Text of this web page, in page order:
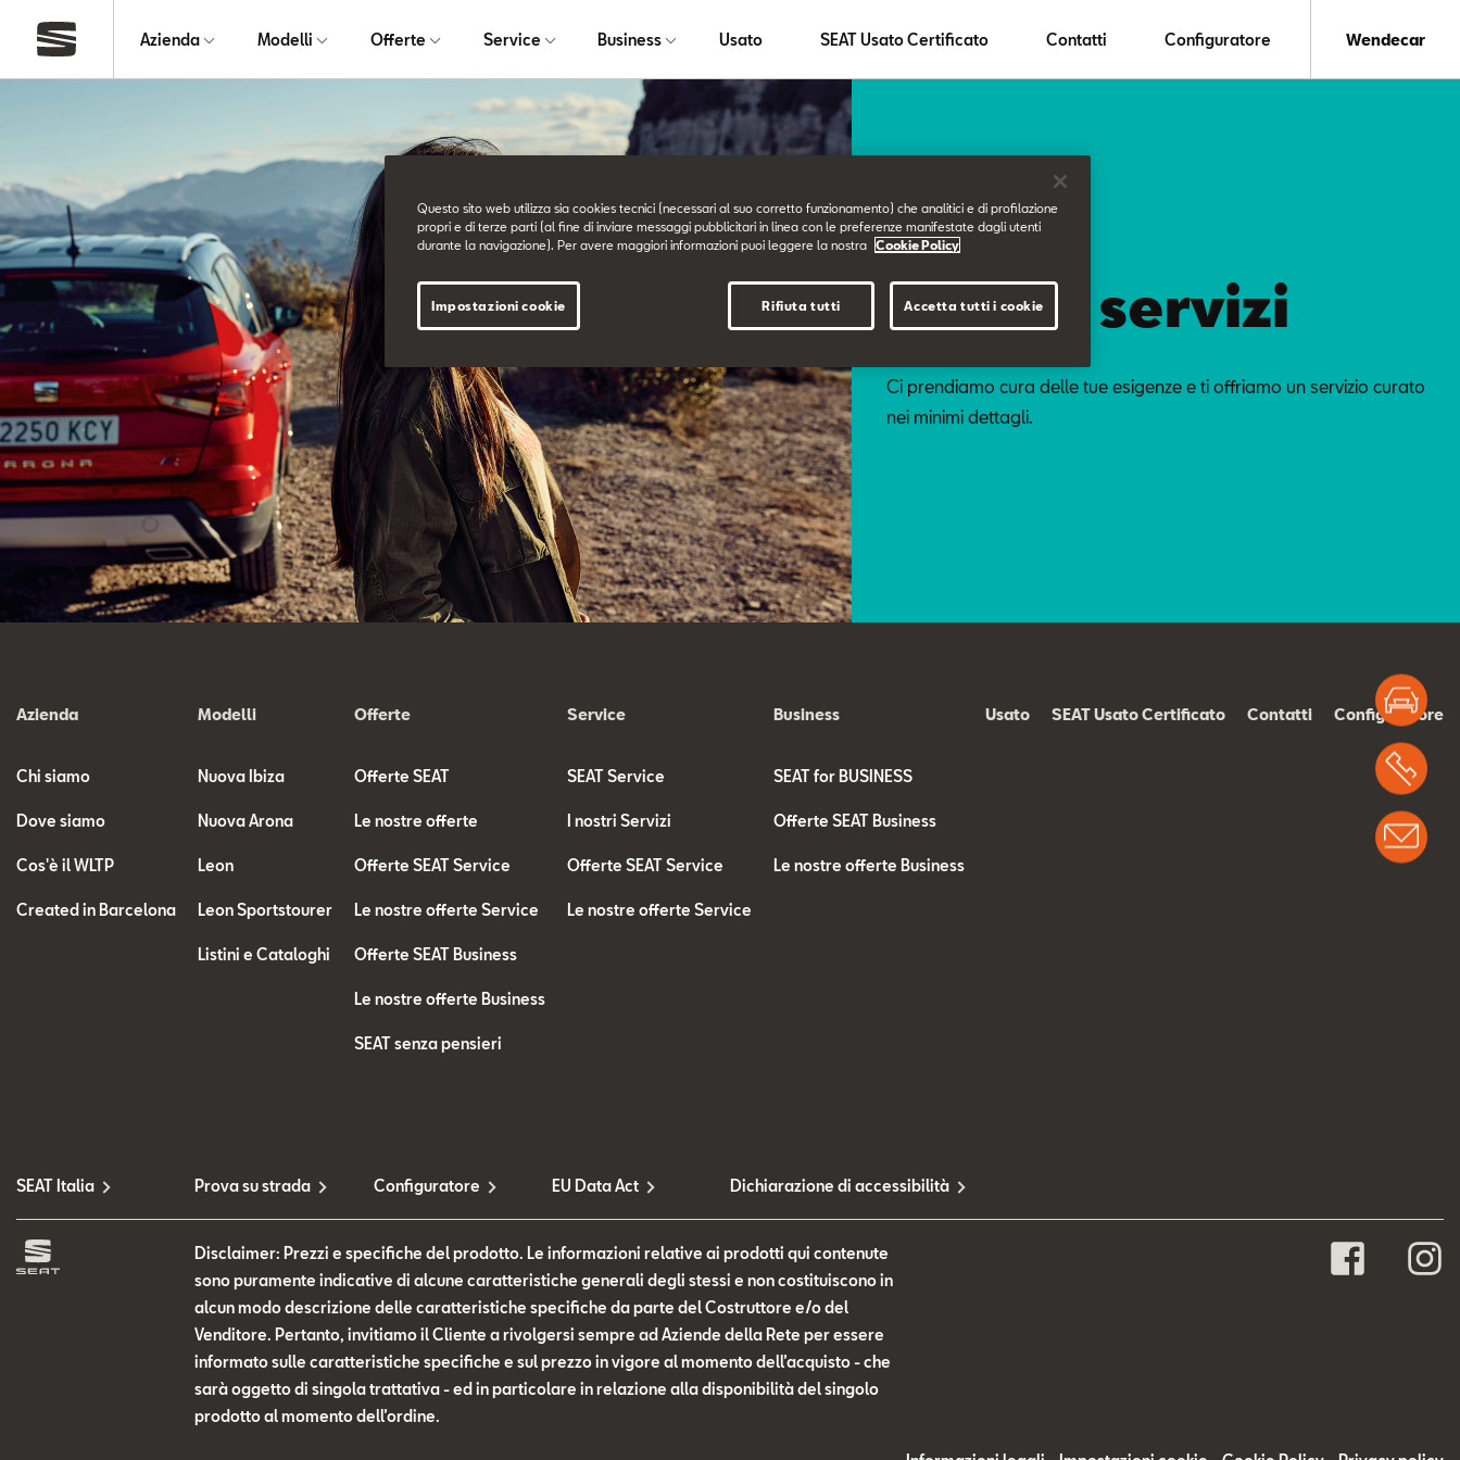
Azienda Modelli Offerte Service Business Usato SEAT Usato Certificato Contatti Configuratore Wendecar
Service
I nostri servizi
Ci prendiamo cura delle tue esigenze e ti offriamo un servizio curato
nei minimi dettagli.
Azienda
Chi siamo
Dove siamo
Cos'è il WLTP
Created in Barcelona
Modelli
Nuova Ibiza
Nuova Arona
Leon
Leon Sportstourer
Listini e Cataloghi
Offerte
Offerte SEAT
Le nostre offerte
Offerte SEAT Service
Le nostre offerte Service
Offerte SEAT Business
Le nostre offerte Business
SEAT senza pensieri
Service
SEAT Service
I nostri Servizi
Offerte SEAT Service
Le nostre offerte Service
Business
SEAT for BUSINESS
Offerte SEAT Business
Le nostre offerte Business
Usato SEAT Usato Certificato Contatti Configuratore
SEAT Italia Prova su strada Configuratore EU Data Act Dichiarazione di accessibilità
Disclaimer: Prezzi e specifiche del prodotto. Le informazioni relative ai prodotti qui contenute
sono puramente indicative di alcune caratteristiche generali degli stessi e non costituiscono in
alcun modo descrizione delle caratteristiche specifiche da parte del Costruttore e/o del
Venditore. Pertanto, invitiamo il Cliente a rivolgersi sempre ad Aziende della Rete per essere
informato sulle caratteristiche specifiche e sul prezzo in vigore al momento dell’acquisto - che
sarà oggetto di singola trattativa - ed in particolare in relazione alla disponibilità del singolo
prodotto al momento dell’ordine.
Questo sito web utilizza sia cookies tecnici (necessari al suo corretto funzionamento) che analitici e di profilazione
propri e di terze parti (al fine di inviare messaggi pubblicitari in linea con le preferenze manifestate dagli utenti
durante la navigazione). Per avere maggiori informazioni puoi leggere la nostra
Cookie Policy
Rifiuta tutti Accetta tutti i cookie
Impostazioni cookie